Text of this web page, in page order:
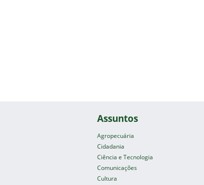
Assuntos
Agropecuária
Cidadania
Ciência e Tecnologia
Comunicações
Cultura